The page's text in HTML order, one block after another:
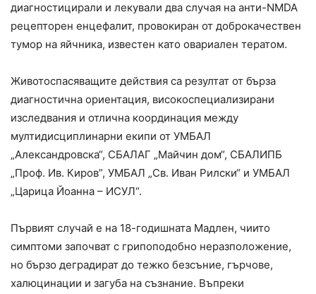
диагностицирали и лекували два случая на анти-NMDA
рецепторен енцефалит, провокиран от доброкачествен
тумор на яйчника, известен като овариален тератом.
Животоспасяващите действия са резултат от бърза
диагностична ориентация, високоспециализирани
изследвания и отлична координация между
мултидисциплинарни екипи от УМБАЛ
„Александровска“, СБАЛАГ „Майчин дом“, СБАЛИПБ
„Проф. Ив. Киров”, УМБАЛ „Св. Иван Рилски“ и УМБАЛ
„Царица Йоанна – ИСУЛ“.
Първият случай е на 18-годишната Мадлен, чиито
симптоми започват с грипоподобно неразположение,
но бързо деградират до тежко безсъние, гърчове,
халюцинации и загуба на съзнание. Въпреки